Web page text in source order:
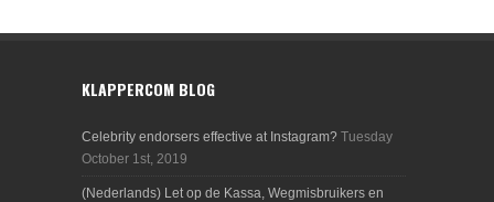
KLAPPERCOM BLOG
Celebrity endorsers effective at Instagram? Tuesday
October 1st, 2019
(Nederlands) Let op de Kassa, Wegmisbruikers en